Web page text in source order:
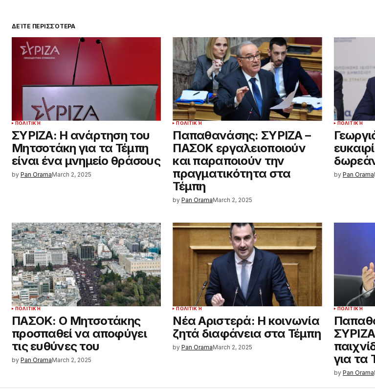
ΔΕΊΤΕ ΠΕΡΙΣΣΌΤΕΡΑ
ΠΟΛΙΤΙΚΉ
ΣΥΡΙΖΑ: Η ανάρτηση του
Μητσοτάκη για τα Τέμπη
είναι ένα μνημείο θράσους
by Pan OramaMarch 2, 2025
ΠΟΛΙΤΙΚΉ
Παπαθανάσης: ΣΥΡΙΖΑ –
ΠΑΣΟΚ εργαλειοποιούν
και παραποιούν την
πραγματικότητα στα
Τέμπη
by Pan OramaMarch 2, 2025
ΠΟΛΙΤΙΚΉ
by Pan Orama
ΠΟΛΙΤΙΚΉ
ΠΑΣΟΚ: Ο Μητσοτάκης
προσπαθεί να αποφύγει
τις ευθύνες του
by Pan OramaMarch 2, 2025
ΠΟΛΙΤΙΚΉ
Νέα Αριστερά: Η κοινωνία
ζητά διαφάνεια στα Τέμπη
by Pan OramaMarch 2, 2025
ΠΟΛΙΤΙΚΉ
για τα
by Pan Orama